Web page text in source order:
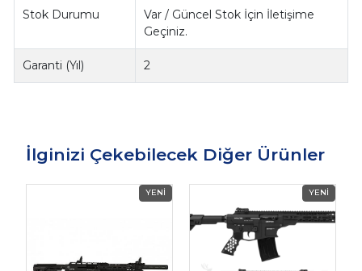
Stok Durumu
Var / Güncel Stok İçin İletişime
Geçiniz.
Garanti (Yıl) 2
İlginizi Çekebilecek Diğer Ürünler